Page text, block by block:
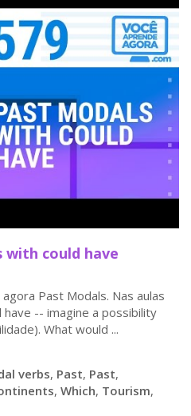
with could have
Past Modals. Nas aulas
-- imagine a possibility
What would ...
verbs, Past, Past,
, Which, Tourism,